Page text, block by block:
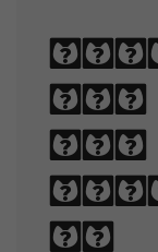
is
and
of